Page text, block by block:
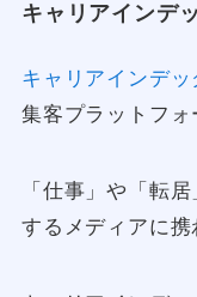
キャリアインデ
キャリアインデッ
集客プラットフォ
「仕事」や「転
するメディアに携